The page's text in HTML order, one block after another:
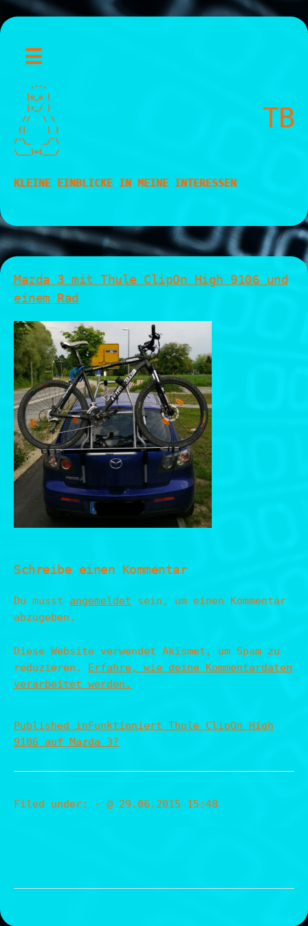
☰
    .--.
   |o_o |
   |:_/ |
  //   \ \
(|     | )
/'\_   _/`\
\___)=(___/
TB
KLEINE EINBLICKE IN MEINE INTERESSEN
Mazda 3 mit Thule ClipOn High 9106 und
einem Rad
Schreibe einen Kommentar
Du musst angemeldet sein, um einen Kommentar
abzugeben.
Diese Website verwendet Akismet, um Spam zu
reduzieren. Erfahre, wie deine Kommentardaten
verarbeitet werden.
Published inFunktioniert Thule ClipOn High
9106 auf Mazda 3?
Filed under: - @ 29.06.2015 15:48